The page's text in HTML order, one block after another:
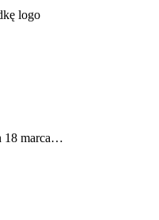
18 marca…